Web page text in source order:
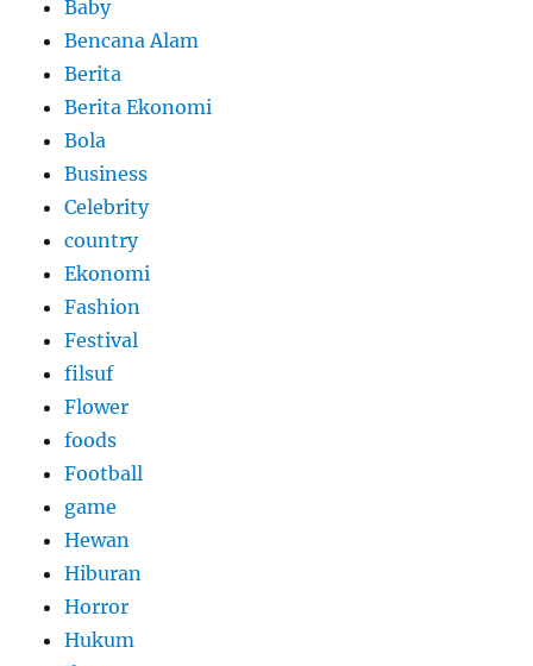
Baby
Bencana Alam
Berita
Berita Ekonomi
Bola
Business
Celebrity
country
Ekonomi
Fashion
Festival
filsuf
Flower
foods
Football
game
Hewan
Hiburan
Horror
Hukum